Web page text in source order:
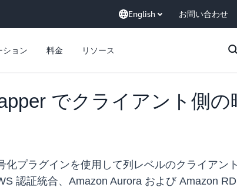
English お問い合わせ
ション 料金 リソース
でクライアント側
プラグインを使用して列レベルのクライアン
認証統合、Amazon Aurora および Amazon